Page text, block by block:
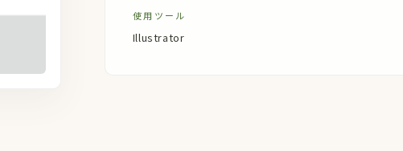
使用ツール
Illustrator